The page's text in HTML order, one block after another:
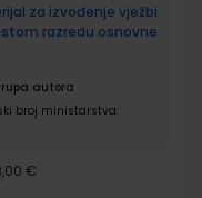
za izvođenje vježbi
razredu osnovne
autora
broj ministarstva:
€